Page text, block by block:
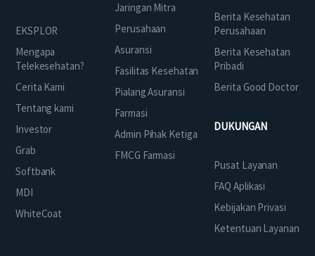
EKSPLOR
Mengapa
Telekesehatan?
Cerita Kami
Tentang kami
Investor
Grab
Softbank
MDI
WhiteCoat
Jaringan Mitra
Perusahaan
Asuransi
Fasilitas Kesehatan
Pialang Asuransi
Farmasi
Admin Pihak Ketiga
FMCG Farmasi
Berita Kesehatan
Perusahaan
Berita Kesehatan
Pribadi
Berita Good Doctor
DUKUNGAN
Pusat Layanan
FAQ Aplikasi
Kebijakan Privasi
Ketentuan Layanan